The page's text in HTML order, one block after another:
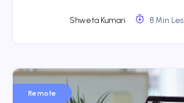
Shweta Kumari 8 Min
Remote